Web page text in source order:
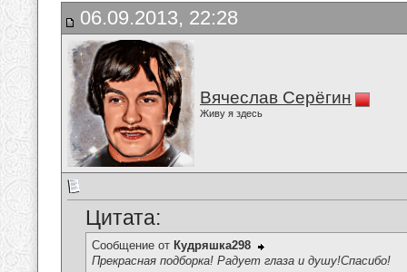
06.09.2013, 22:28
Вячеслав Серёгин
Живу я здесь
Цитата:
Сообщение от Кудряшка298
Прекрасная подборка! Радует глаза и душу!Спасибо!